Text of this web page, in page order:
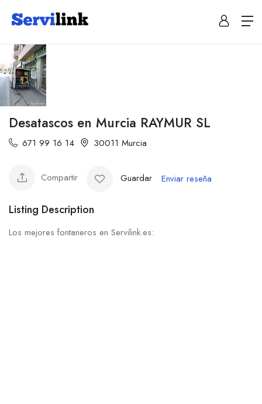
Desatascos en Murcia RAYMUR SL
671 99 16 14 30011 Murcia
Compartir Guardar Enviar reseña
Listing Description
Los mejores fontaneros en Servilink.es: